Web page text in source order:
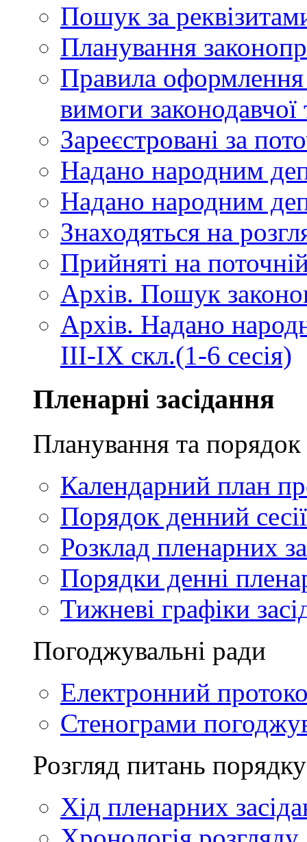
Пошук за
Планування
Правила оформлення
вимоги законодавчої
Зареєстровані за
Надано народним
Надано народним
Знаходяться на
Прийняті на поточній
Архів. Пошук
Архів. Надано
III-IX скл.(1-6 сесія)
Пленарні засідання
Планування та порядок
Календарний план
Порядок денний сесії
Розклад пленарних
Порядки денні
Тижневі графіки
Погоджувальні ради
Електронний
Стенограми
Розгляд питань
Хід пленарних